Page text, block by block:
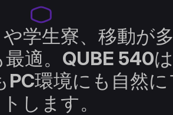
学生寮、移動が
最適。QUBE 540
PC環境にも自然
します。